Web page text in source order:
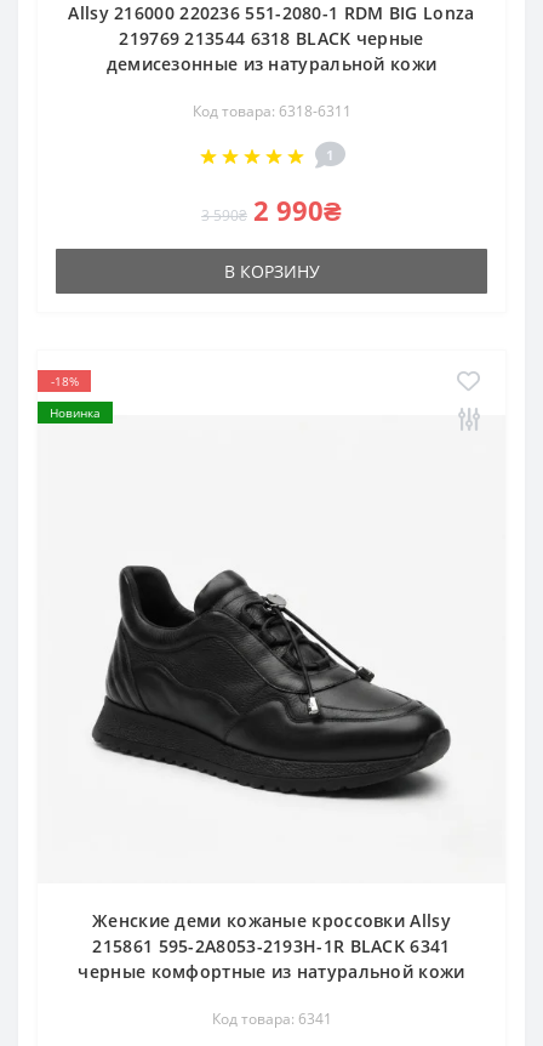
Allsy 216000 220236 551-2080-1 RDM BIG Lonza
219769 213544 6318 BLACK черные
демисезонные из натуральной кожи
Код товара: 6318-6311
1
3 590₴ 2 990₴
В КОРЗИНУ
-18%
Новинка
Женские деми кожаные кроссовки Allsy
215861 595-2A8053-2193H-1R BLACK 6341
черные комфортные из натуральной кожи
Код товара: 6341